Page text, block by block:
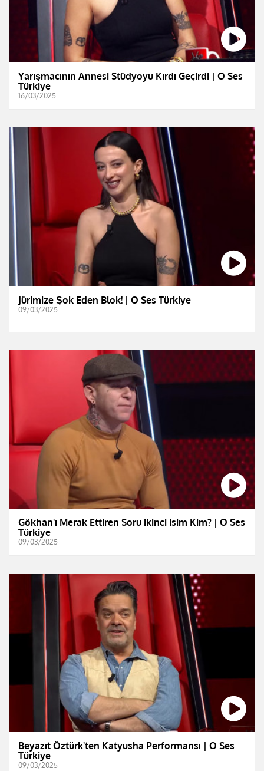
Yarışmacının Annesi Stüdyoyu Kırdı Geçirdi | O Ses
Türkiye
16/03/2025
Jürimize Şok Eden Blok! | O Ses Türkiye
09/03/2025
Gökhan'ı Merak Ettiren Soru İkinci İsim Kim? | O Ses
Türkiye
09/03/2025
Beyazıt Öztürk'ten Katyusha Performansı | O Ses
Türkiye
09/03/2025